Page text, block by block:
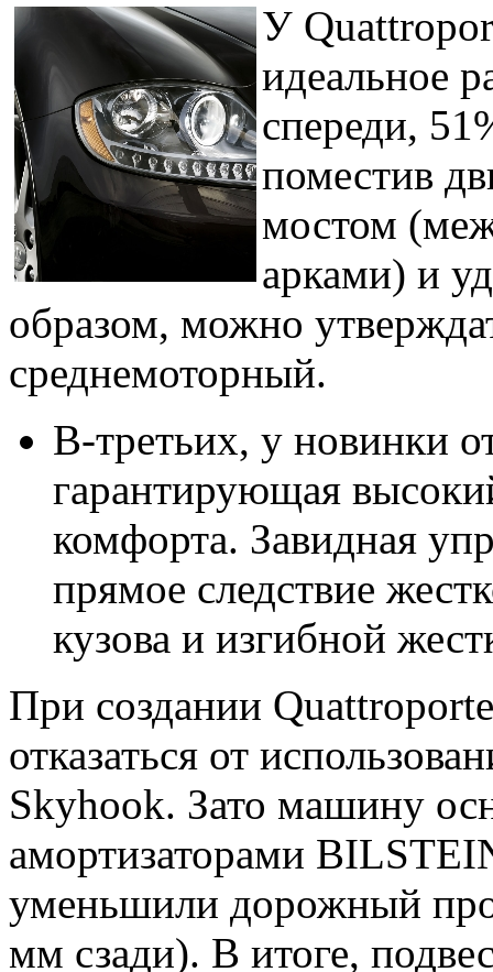
У
идеальное
спереди,
поместив
мостом
арками) и
образом, можно
среднемоторный.
В-третьих, у новинки
гарантирующая
комфорта. Завидная
прямое следствие
кузова и изгибной
При создании
отказаться от
Skyhook. Зато машину
амортизаторами
уменьшили дорожный
мм сзади). В итоге,